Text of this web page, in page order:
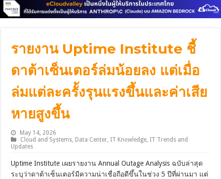
รายงาน Uptime Institute ชี้
ดาต้าเซ็นเตอร์ล่มน้อยลง แต่เมื่อ
ล่มแต่ละครั้งรุนแรงขึ้นและค่าเสีย
หายสูงขึ้น
May 14, 2026
Cloud and Systems, Data Center, IT Knowledge, IT Trends and
Updates
Uptime Institute เผยรายงาน Annual Outage Analysis ฉบับล่าสุด
ระบุว่าดาต้าเซ็นเตอร์มีความน่าเชื่อถือดีขึ้นในช่วง 5 ปีที่ผ่านมา แต่